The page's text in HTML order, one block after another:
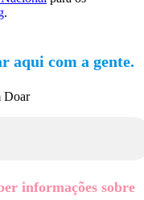
.
aqui com a gente.
informações sobre